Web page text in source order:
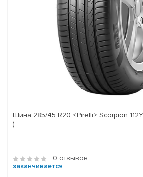
Шина 285/45 R20 <Pirelli> Scorpion
)
0 отзывов
заканчивается